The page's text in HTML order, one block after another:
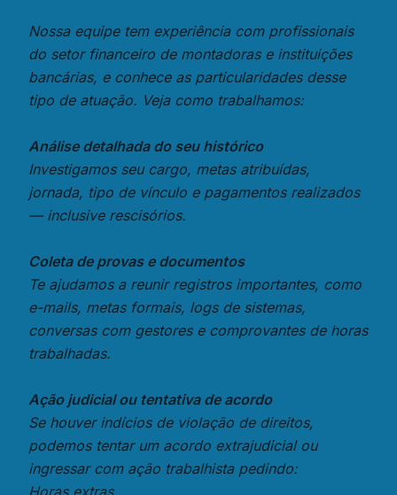
Nossa equipe tem experiência com profissionais
do setor financeiro de montadoras e instituições
bancárias, e conhece as particularidades desse
tipo de atuação. Veja como trabalhamos:
Análise detalhada do seu histórico
Investigamos seu cargo, metas atribuídas,
jornada, tipo de vínculo e pagamentos realizados
— inclusive rescisórios.
Coleta de provas e documentos
Te ajudamos a reunir registros importantes, como
e-mails, metas formais, logs de sistemas,
conversas com gestores e comprovantes de horas
trabalhadas.
Ação judicial ou tentativa de acordo
Se houver indícios de violação de direitos,
podemos tentar um acordo extrajudicial ou
ingressar com ação trabalhista pedindo:
Horas extras